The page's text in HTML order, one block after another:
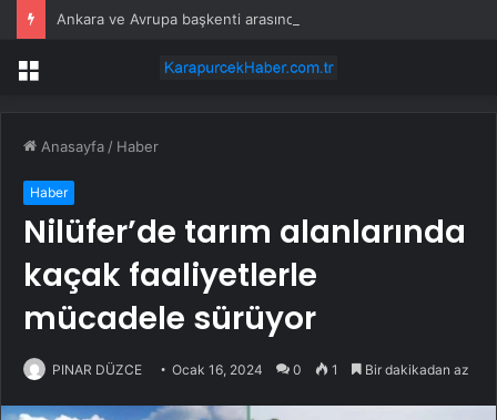
Menü
Anasayfa / Haber
Haber
Nilüfer’de tarım alanlarında
kaçak faaliyetlerle
mücadele sürüyor
PINAR DÜZCE Ocak 16, 2024 0 1 Bir dakikadan az